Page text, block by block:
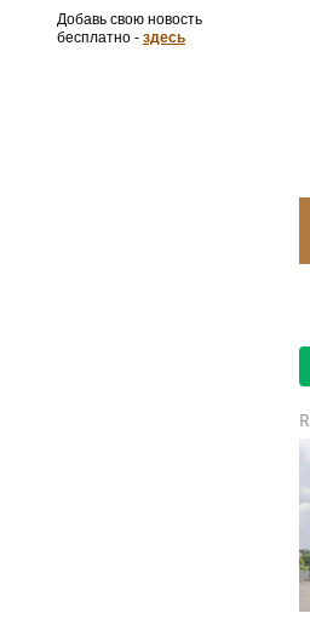
Добавь свою новость
бесплатно - здесь